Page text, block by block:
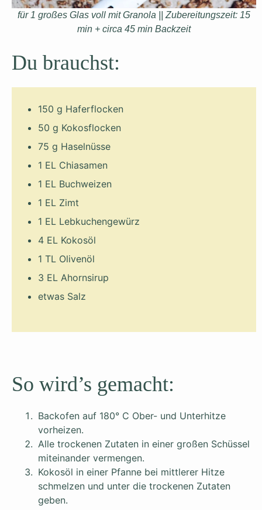
für 1 großes Glas voll mit Granola |
Zubereitungszeit: 15
min + circa 45 min Backzeit
Du brauchst:
150 g Haferflocken
50 g Kokosflocken
75 g Haselnüsse
1 EL Chiasamen
1 EL Buchweizen
1 EL Zimt
1 EL Lebkuchengewürz
4 EL Kokosöl
1 TL Olivenöl
3 EL Ahornsirup
etwas Salz
So wird’s gemacht:
Backofen auf 180° C Ober- und Unterhitze
vorheizen.
Alle trockenen Zutaten in einer großen Schüssel
miteinander vermengen.
Kokosöl in einer Pfanne bei mittlerer Hitze
schmelzen und unter die trockenen Zutaten
geben.